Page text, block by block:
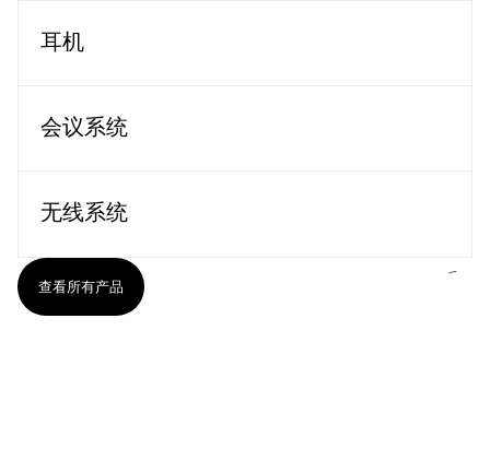
耳机
会议系统
无线系统
查看所有产品